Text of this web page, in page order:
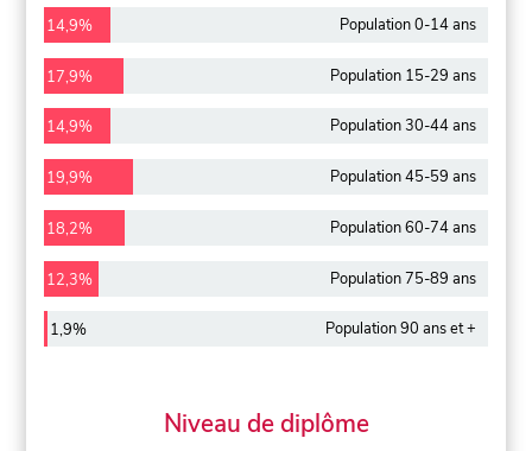
14,9% Population 0-14 ans
17,9% Population 15-29 ans
14,9% Population 30-44 ans
19,9% Population 45-59 ans
18,2% Population 60-74 ans
12,3% Population 75-89 ans
1,9% Population 90 ans et +
Niveau de diplôme